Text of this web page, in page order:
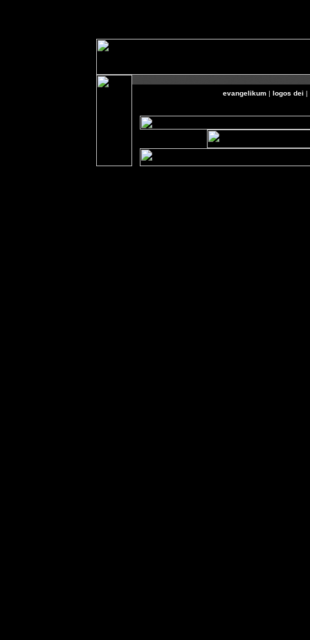
evangelikum | logos dei |